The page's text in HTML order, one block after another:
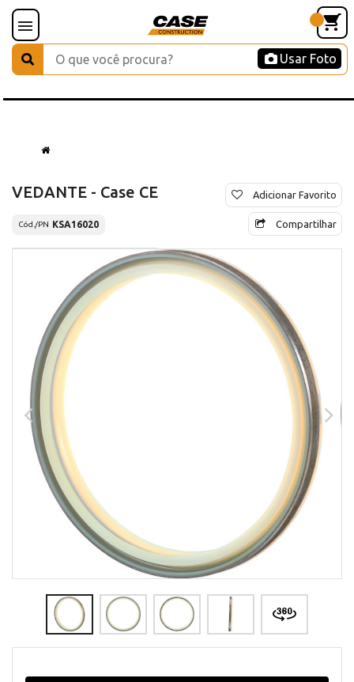
Usar Foto
VEDANTE - Case CE
Cód./PN KSA16020
Adicionar Favorito
Compartilhar